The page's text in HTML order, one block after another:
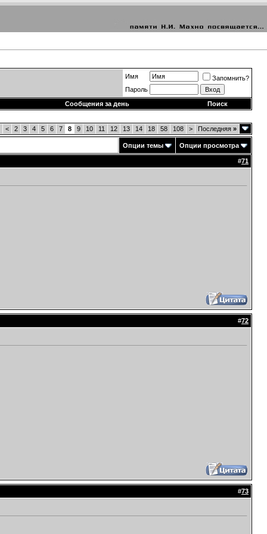
Имя
Запомнить?
Пароль
Сообщения за день
Поиск
< 2 3 4 5 6 7 8 9 10 11 12 13 14 18 58 108 > Последняя »
Опции темы Опции просмотра
#71
#72
#73